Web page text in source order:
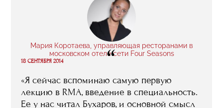
Мария Коротаева, управляющая ресторанами в
московском отеле сети Four Seasons
“
18 СЕНТЯБРЯ 2014
«Я сейчас вспоминаю самую первую
лекцию в RMA, введение в специальность.
Ее у нас читал Бухаров, и основной смысл